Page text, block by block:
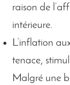
raison de
intérieure.
L’inflation
tenace,
Malgré une